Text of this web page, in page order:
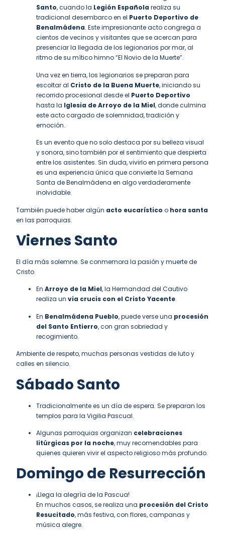
Santo, cuando la Legión Española realiza su
tradicional desembarco en el Puerto Deportivo de
Benalmádena. Este impresionante acto congrega a
cientos de vecinos y visitantes que se acercan para
presenciar la llegada de los legionarios por mar, al
ritmo de su mítico himno “El Novio de la Muerte”.
Una vez en tierra, los legionarios se preparan para
escoltar al Cristo de la Buena Muerte, iniciando su
recorrido procesional desde el Puerto Deportivo
hasta la Iglesia de Arroyo de la Miel, donde culmina
este acto cargado de solemnidad, tradición y
emoción.
Es un evento que no solo destaca por su belleza visual
y sonora, sino también por el sentimiento que despierta
entre los asistentes. Sin duda, vivirlo en primera persona
es una experiencia única que convierte la Semana
Santa de Benalmádena en algo verdaderamente
inolvidable.
También puede haber algún acto eucarístico o hora santa
en las parroquias.
Viernes Santo
El día más solemne. Se conmemora la pasión y muerte de
Cristo.
En Arroyo de la Miel, la Hermandad del Cautivo
realiza un via crucis con el Cristo Yacente.
En Benalmádena Pueblo, puede verse una procesión
del Santo Entierro, con gran sobriedad y
recogimiento.
Ambiente de respeto, muchas personas vestidas de luto y
calles en silencio.
Sábado Santo
Tradicionalmente es un día de espera. Se preparan los
templos para la Vigilia Pascual.
Algunas parroquias organizan celebraciones
litúrgicas por la noche, muy recomendables para
quienes quieren vivir el aspecto religioso más profundo.
Domingo de Resurrección
¡Llega la alegría de la Pascua!
En muchos casos, se realiza una procesión del Cristo
Resucitado, más festiva, con flores, campanas y
música alegre.